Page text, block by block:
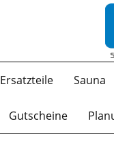
Ersatzteile Sauna
Gutscheine